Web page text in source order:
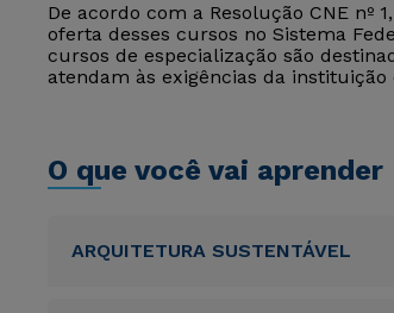
De acordo com a Resolução CNE nº
oferta desses cursos no Sistema
cursos de especialização são
atendam às exigências da instituição
O que você vai aprender
ARQUITETURA SUSTENTÁVEL